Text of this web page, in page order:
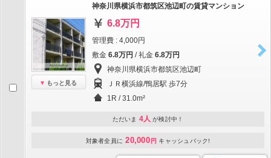
もっと見る
神奈川県横浜市都筑区池辺町の賃貸マンション
6.8万円
管理費 : 4,000円
敷金 6.8万円 / 礼金 6.8万円
神奈川県横浜市都筑区池辺町
ＪＲ横浜線/鴨居駅 歩7分
1R / 31.0m²
ただいま 4人 が検討中！
対象者全員に 20,000 円 キャッシュバック!